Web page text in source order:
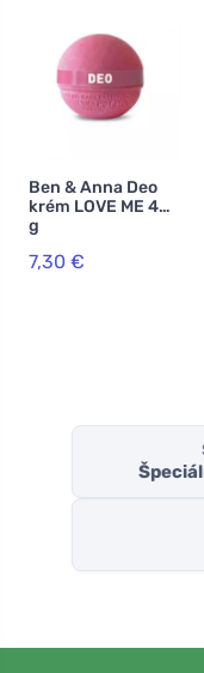
Ben & Anna Deo
krém LOVE ME 40
g
7,30 €